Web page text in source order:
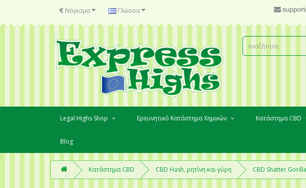
€ Νόμισμα Γλώσσα
Legal Highs Shop Ερευνητικό Κατάστημα Χημικών Κατάστημα CBD
Blog
Κατάστημα CBD CBD Hash, ρητίνη και γύρη CBD Shatter